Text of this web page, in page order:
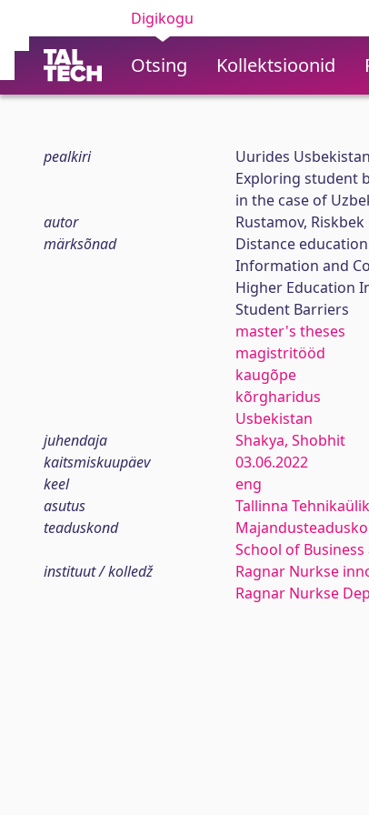
Digikogu
Otsing Kollektsioonid
pealkiri
Uurides
Exploring student
in the case of
autor
Rustamov, Riskbek
märksõnad
Distance education
Information and
Higher Education
Student Barriers
master's theses
magistritööd
kaugõpe
kõrgharidus
Usbekistan
juhendaja
Shakya, Shobhit
kaitsmiskuupäev
03.06.2022
keel
eng
asutus
Tallinna
teaduskond
School of
instituut / kolledž
Ragnar Nurkse
Ragnar Nurkse